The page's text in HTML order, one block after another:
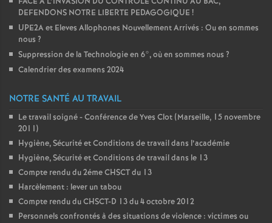
DEFENDONS NOTRE LIBERTE PEDAGOGIQUE !
UPE2A et Eleves Allophones Nouvellement Arrivés : Ou en sommes
nous ?
Suppression de la Technologie en 6°, où en sommes nous ?
Calendrier des examens 2024
NOTRE SANTÉ AU TRAVAIL
Le travail soigné - Conférence de Yves Clot (Marseille, 15 novembre
2011)
Hygiène, Sécurité et Conditions de travail dans l’académie
Hygiène, Sécurité et Conditions de travail dans le 13
Compte rendu du 2éme CHSCT du 13
Harcèlement : lever un tabou
Compte rendu du CHSCT-D 13 du 4 octobre 2012
Personnels confrontés à des situations de violence : victimes ou